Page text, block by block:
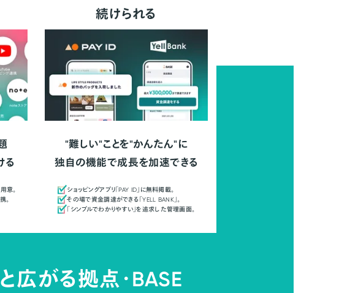
る
意。
。
続けられる
"難しい"ことを"かんたん"に
独自の機能で成長を加速できる
ショッピングアプリ「PAY ID」に無料掲載。
その場で資金調達ができる「YELL BANK」。
「シンプルでわかりやすい」を追求した管理画面。
広がる拠点・BASE